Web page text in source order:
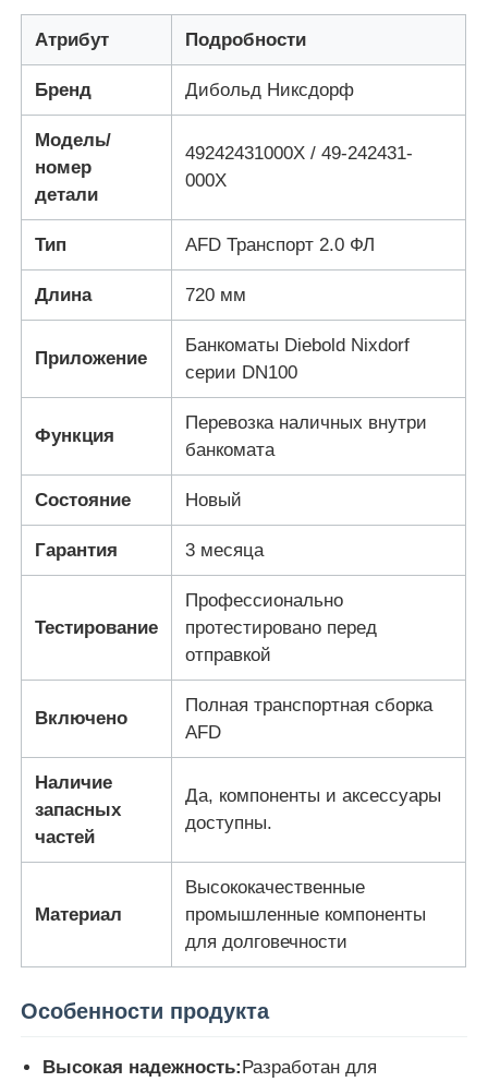
Запчасти для банкоматов Wincor
Части банкомата Hyosung
Части для банкоматов Fujitsu
Части для банкоматов Hitachi
Части GRG ATM
Glory NMD Запчасти для банкоматов
Части для банкоматов OKI
Genmega ATM
Сортировщик банкнот
Пост-машина
Атрибут Подробности
Бренд Дибольд Никсдорф
Модель/
номер
детали
49242431000Х / 49-242431-
000Х
Тип AFD Транспорт 2.0 ФЛ
Длина 720 мм
Приложение
Банкоматы Diebold Nixdorf
серии DN100
Функция
Перевозка наличных внутри
банкомата
Состояние Новый
Гарантия 3 месяца
Тестирование
Профессионально
протестировано перед
отправкой
Включено
Полная транспортная сборка
AFD
Наличие
запасных
частей
Да, компоненты и аксессуары
доступны.
Материал
Высококачественные
промышленные компоненты
для долговечности
Особенности продукта
Высокая надежность:Разработан для